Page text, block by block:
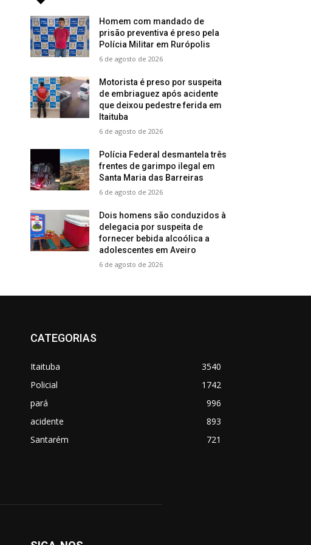
Homem com mandado de
prisão preventiva é preso pela
Polícia Militar em Rurópolis
6 de agosto de 2026
Motorista é preso por suspeita
de embriaguez após acidente
que deixou pedestre ferida em
Itaituba
6 de agosto de 2026
Polícia Federal desmantela três
frentes de garimpo ilegal em
Santa Maria das Barreiras
6 de agosto de 2026
Dois homens são conduzidos à
delegacia por suspeita de
fornecer bebida alcoólica a
adolescentes em Aveiro
6 de agosto de 2026
CATEGORIAS
Itaituba
3540
Policial
1742
pará
996
acidente
893
Santarém
721